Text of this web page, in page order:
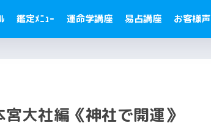
鑑定ﾒﾆｭｰ 運命学講座 易占講座 お客様声
大社編《神社で開運》